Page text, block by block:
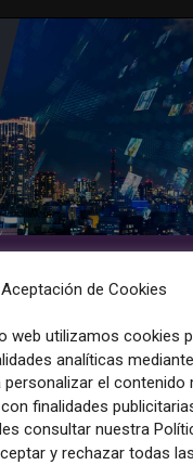
Aceptación de Cookies
web utilizamos cookies
analíticas
el contenido
finalidades
consultar nuestra
y rechazar todas